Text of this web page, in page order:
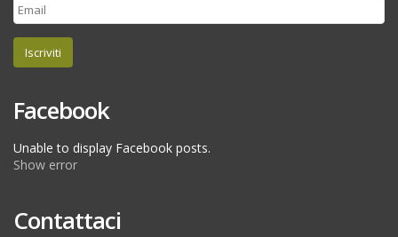
Iscriviti
Facebook
Unable to display Facebook posts.
Show error
Contattaci